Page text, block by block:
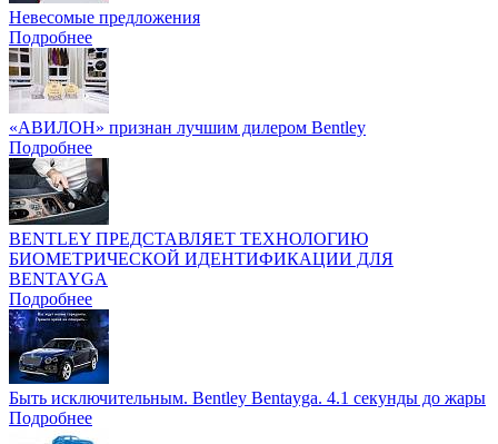
Невесомые предложения
Подробнее
«АВИЛОН» признан лучшим дилером Bentley
Подробнее
BENTLEY ПРЕДСТАВЛЯЕТ ТЕХНОЛОГИЮ
БИОМЕТРИЧЕСКОЙ ИДЕНТИФИКАЦИИ ДЛЯ
BENTAYGA
Подробнее
Быть исключительным. Bentley Bentayga. 4.1 секунды до жары
Подробнее